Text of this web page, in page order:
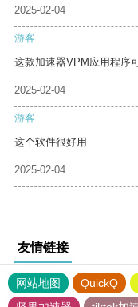
2025-02-04
游客
这款加速器VPM应用程序
2025-02-04
游客
这个软件很好用
2025-02-04
友情链接
网站地图 QuickQ